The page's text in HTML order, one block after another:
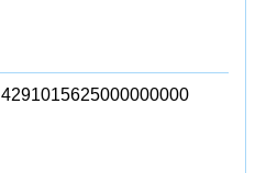
4291015625000000000